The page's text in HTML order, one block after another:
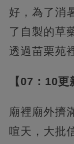
好，為了消
了自製的草
透過苗栗苑
【07：10更
廟裡廟外擠
喧天，大批